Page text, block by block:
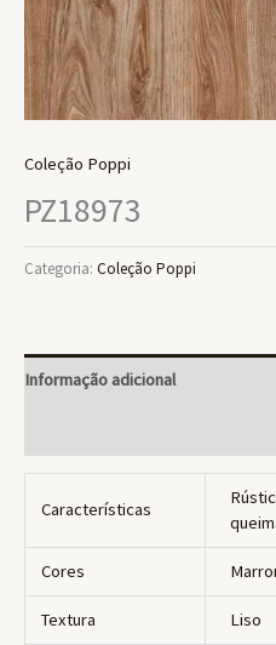
Coleção Poppi
PZ18973
Categoria: Coleção Poppi
Informação adicional
Características
Cores
Textura Liso